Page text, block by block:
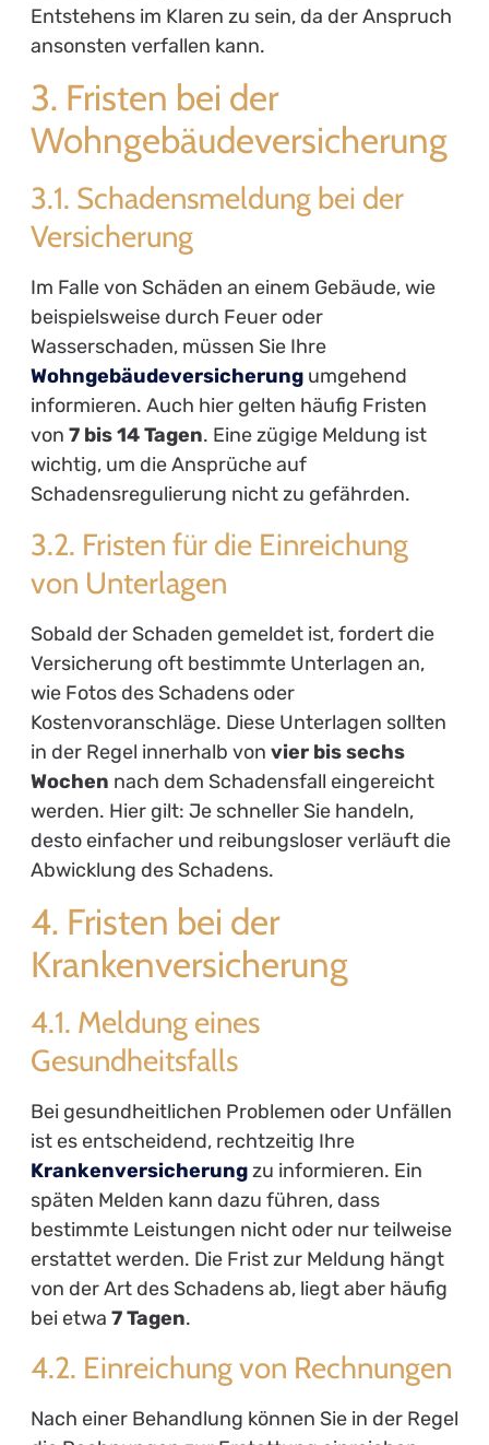
Entstehens im Klaren zu sein, da der Anspruch
ansonsten verfallen kann.
3. Fristen bei der
Wohngebäudeversicherung
3.1. Schadensmeldung bei der
Versicherung
Im Falle von Schäden an einem Gebäude, wie
beispielsweise durch Feuer oder
Wasserschaden, müssen Sie Ihre
Wohngebäudeversicherungumgehend
informieren. Auch hier gelten häufig Fristen
von 7 bis 14 Tagen. Eine zügige Meldung ist
wichtig, um die Ansprüche auf
Schadensregulierung nicht zu gefährden.
3.2. Fristen für die Einreichung
von Unterlagen
Sobald der Schaden gemeldet ist, fordert die
Versicherung oft bestimmte Unterlagen an,
wie Fotos des Schadens oder
Kostenvoranschläge. Diese Unterlagen sollten
in der Regel innerhalb von vier bis sechs
Wochen nach dem Schadensfall eingereicht
werden. Hier gilt: Je schneller Sie handeln,
desto einfacher und reibungsloser verläuft die
Abwicklung des Schadens.
4. Fristen bei der
Krankenversicherung
4.1. Meldung eines
Gesundheitsfalls
Bei gesundheitlichen Problemen oder Unfällen
ist es entscheidend, rechtzeitig Ihre
Krankenversicherungzu informieren. Ein
späten Melden kann dazu führen, dass
bestimmte Leistungen nicht oder nur teilweise
erstattet werden. Die Frist zur Meldung hängt
von der Art des Schadens ab, liegt aber häufig
bei etwa 7 Tagen.
4.2. Einreichung von Rechnungen
Nach einer Behandlung können Sie in der Regel